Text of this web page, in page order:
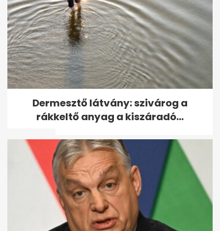
A szocializmus bakelit
csillárjai ma már akár
százezreket is...
Dermesztő látvány: szivárog a
rákkeltő anyag a kiszáradó...